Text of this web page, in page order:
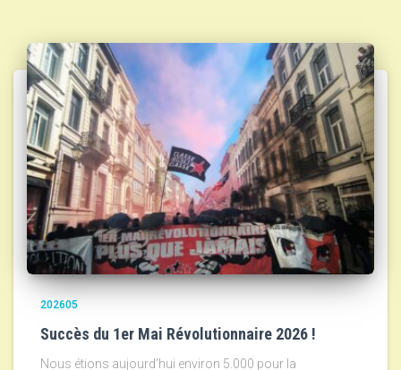
202605
Succès du 1er Mai Révolutionnaire 2026 !
Nous étions aujourd’hui environ 5.000 pour la